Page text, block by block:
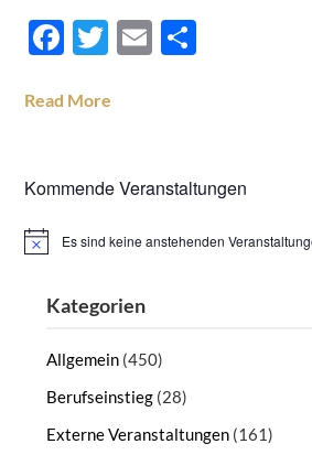
Facebook
Twitter
Email
Read More
Kommende Veranstaltungen
HinweisEs sind keine anstehenden
Kategorien
Allgemein (450)
Berufseinstieg (28)
Externe Veranstaltungen (161)